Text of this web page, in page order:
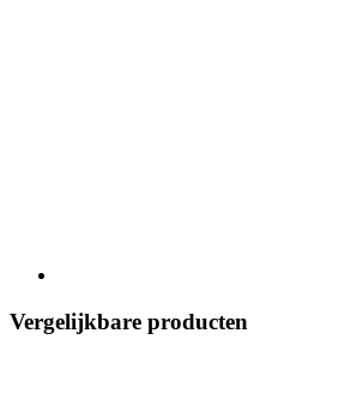
Vergelijkbare producten